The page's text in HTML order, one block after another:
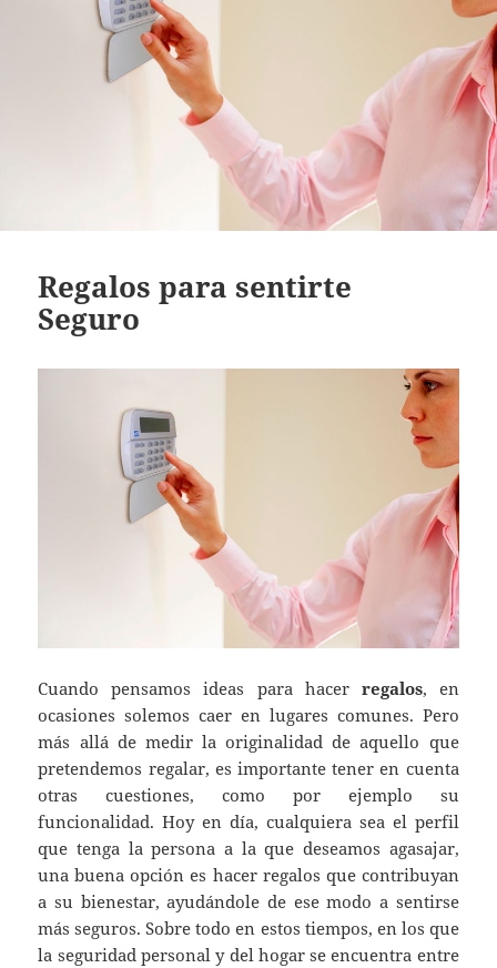
Regalos para sentirte
Seguro
Cuando pensamos ideas para hacer regalos, en
ocasiones solemos caer en lugares comunes. Pero
más allá de medir la originalidad de aquello que
pretendemos regalar, es importante tener en cuenta
otras cuestiones, como por ejemplo su
funcionalidad. Hoy en día, cualquiera sea el perfil
que tenga la persona a la que deseamos agasajar,
una buena opción es hacer regalos que contribuyan
a su bienestar, ayudándole de ese modo a sentirse
más seguros. Sobre todo en estos tiempos, en los que
la seguridad personal y del hogar se encuentra entre